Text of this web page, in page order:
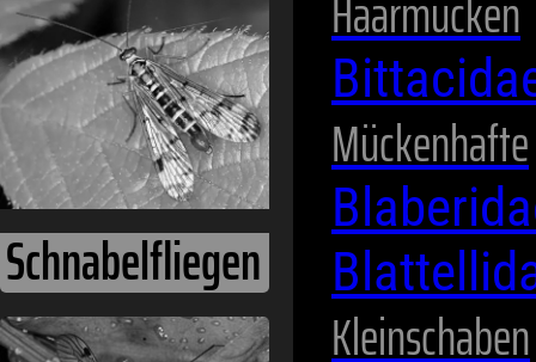
Mückenhafte
Kleinschaben